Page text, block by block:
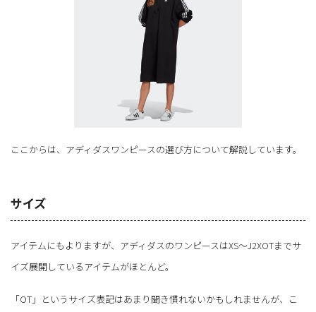
ここからは、アディダスワンピースの選び方について解説しています。
サイズ
アイテムにもよりますが、アディダスのワンピースはXS〜J2XOTまでサ
イズ展開しているアイテムがほとんど。
「OT」というサイズ表記はあまり聞き慣れないかもしれませんが、こ